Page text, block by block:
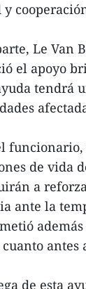
y
Le Van
el apoyo
tendrá
de vida
a
ante la
antes
de esta